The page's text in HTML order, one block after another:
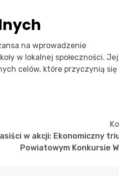
na wprowadzenie
w lokalnej społeczności. Jej
celów, które przyczynią się
w akcji: Ekonomiczny
Powiatowym Konkursie